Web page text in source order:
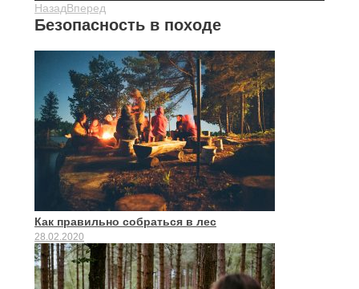
НазадВперед
Безопасность в походе
Как правильно собраться в лес
28.02.2020